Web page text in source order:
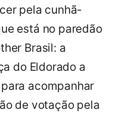
pela cunhã-
está no paredão
Brasil: a
do Eldorado a
acompanhar
de votação pela